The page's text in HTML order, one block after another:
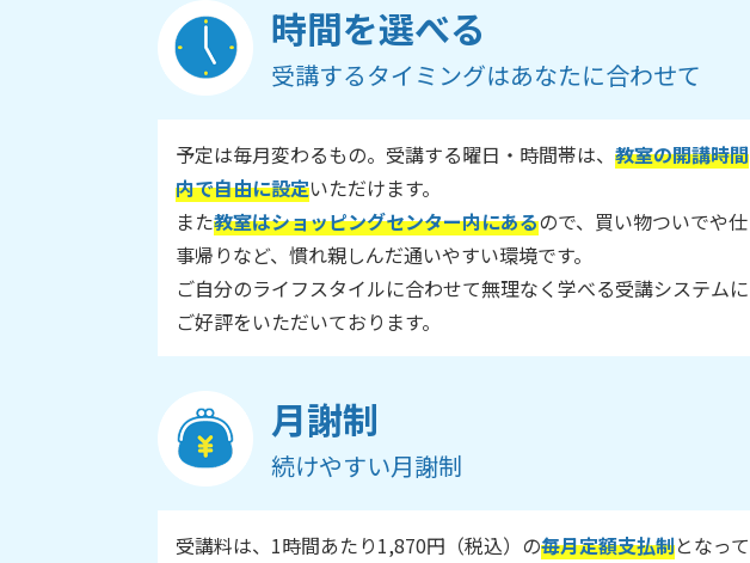
時間を選べる
受講するタイミングはあなたに合わせて
予定は毎月変わるもの。受講する曜日・時間帯は、 教室の開講時間
内で自由に設定いただけます。
また教室はショッピングセンター内にあるので、買い物ついでや仕
事帰りなど、慣れ親しんだ通いやすい環境です。
ご自分のライフスタイルに合わせて無理なく学べる受講システムに
ご好評をいただいております。
月謝制
続けやすい月謝制
受講料は、1時間あたり1,870円（税込）の毎月定額支払制となって